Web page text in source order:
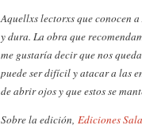
Aquellxs lectorxs que conocen
y dura. La obra que
me gustaría decir que nos
puede ser difícil y atacar a las
de abrir ojos y que estos se
Sobre la edición, Ediciones